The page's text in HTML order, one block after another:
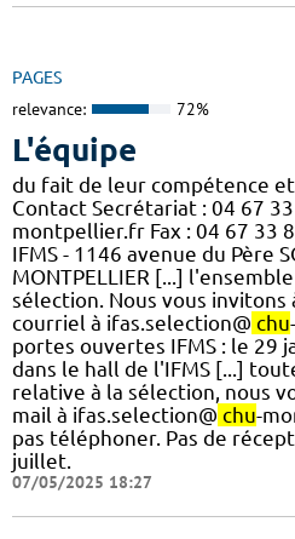
PAGES
relevance: 72%
L'équipe
du fait de leur compétence
Contact Secrétariat : 04 67
montpellier.fr Fax : 04 67 33
IFMS - 1146 avenue du Père
MONTPELLIER [...]
sélection. Nous vous invitons
courriel à ifas.selection@ chu
portes ouvertes IFMS : le 29
dans le hall de l'IFMS [...]
relative à la sélection, nous
mail à ifas.selection@ chu-
pas téléphoner. Pas de
juillet.
07/05/2025 18:27